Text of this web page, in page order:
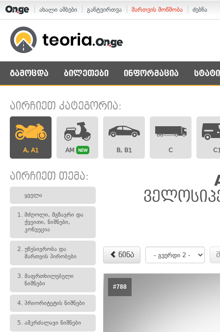
ახალი ამბები განტვირთვა მართვის მოწმობა ძებნა
გამოცდა ბილეთები ინფორმაცია
აირჩიეთ კატეგორია:
A, A1 AM NEW B, B1 C
აირჩიეთ თემა:
ყველა
1. მძღოლი, მგზავრი და
ქვეითი, ნიშნები,
კონვეცია
2. უწესივრობა და
მართვის პირობები
3. მაფრთხილებელი
ნიშნები
4. პრიორიტეტის ნიშნები
5. ამკრძალავი ნიშნები
წინა
#788